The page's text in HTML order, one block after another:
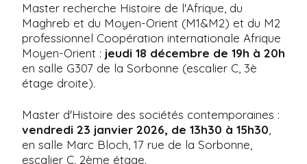
Master recherche Histoire de l'Afrique, du
Maghreb et du Moyen-Orient (M1&M2) et du M2
professionnel Coopération internationale Afrique
Moyen-Orient : jeudi 18 décembre de 19h à 20h
en salle G307 de la Sorbonne (escalier C, 3è
étage droite).
Master d'Histoire des sociétés contemporaines :
vendredi 23 janvier 2026, de 13h30 à 15h30
en salle Marc Bloch, 17 rue de la Sorbonne,
escalier C, 2ème étage.